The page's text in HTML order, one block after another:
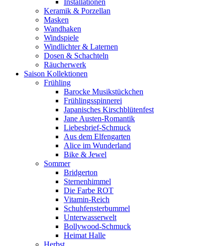
Installationen
Keramik & Porzellan
Masken
Wandhaken
Windspiele
Windlichter & Laternen
Dosen & Schachteln
Räucherwerk
Saison Kollektionen
Frühling
Barocke Musikstückchen
Frühlingsspinnerei
Japanisches Kirschblütenfest
Jane Austen-Romantik
Liebesbrief-Schmuck
Aus dem Elfengarten
Alice im Wunderland
Bike & Jewel
Sommer
Bridgerton
Sternenhimmel
Die Farbe ROT
Vitamin-Reich
Schuhfensterbummel
Unterwasserwelt
Bollywood-Schmuck
Heimat Halle
Herbst